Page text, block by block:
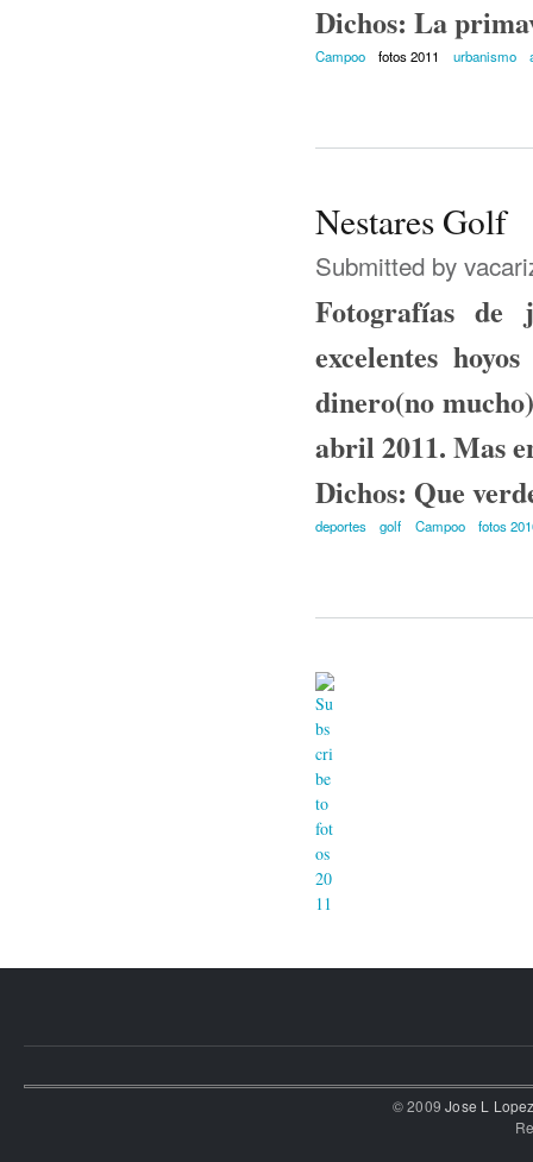
Dichos: La
Campoo fotos 2011 urbanismo
Nestares Golf
Submitted by
Fotografías de
excelentes
dinero(no
abril 2011. Mas
Dichos: Que
deportes golf Campoo fotos
© 2009Jose L